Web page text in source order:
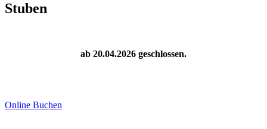
Stuben
ab 20.04.2026 geschlossen.
Online Buchen